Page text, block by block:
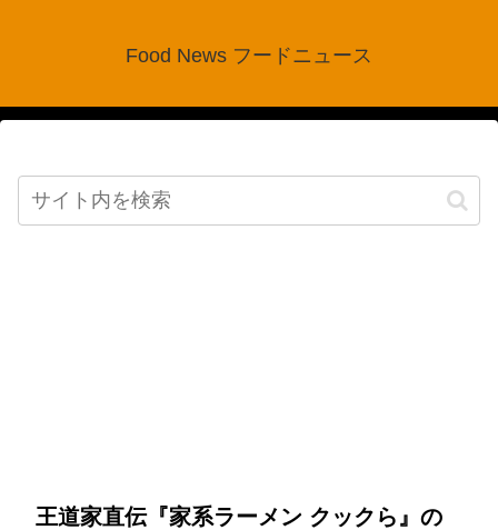
Food News フードニュース
王道家直伝『家系ラーメン クックら』の